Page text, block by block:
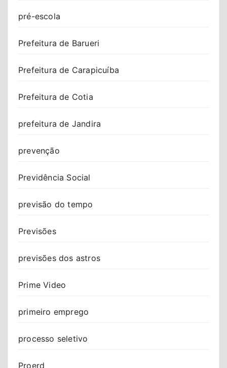
pré-escola
Prefeitura de Barueri
Prefeitura de Carapicuíba
Prefeitura de Cotia
prefeitura de Jandira
prevenção
Previdência Social
previsão do tempo
Previsões
previsões dos astros
Prime Video
primeiro emprego
processo seletivo
Proerd